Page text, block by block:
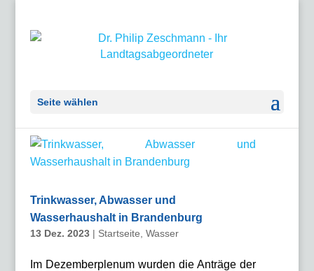
Seite wählen
Trinkwasser, Abwasser und
Wasserhaushalt in Brandenburg
13 Dez. 2023| Startseite Wasser
Im Dezemberplenum wurden die Anträge der